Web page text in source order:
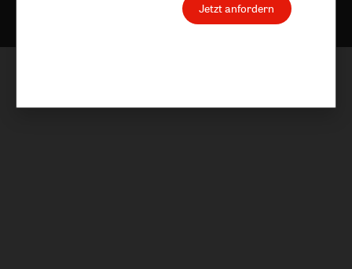
Jetzt anfordern